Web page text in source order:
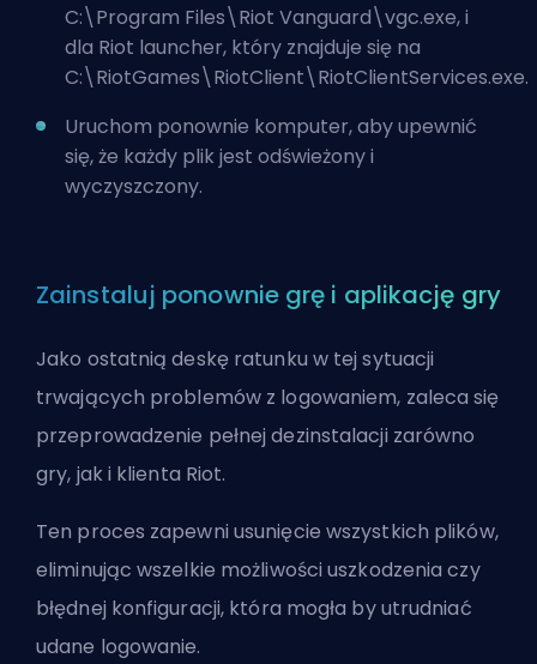
C:\Program Files\Riot Vanguard\vgc.exe, i
dla Riot launcher, który znajduje się na
C:\RiotGames\RiotClient\RiotClientServices.exe.
Uruchom ponownie komputer, aby upewnić
się, że każdy plik jest odświeżony i
wyczyszczony.
Zainstaluj ponownie grę i aplikację gry
Jako ostatnią deskę ratunku w tej sytuacji
trwających problemów z logowaniem, zaleca się
przeprowadzenie pełnej dezinstalacji zarówno
gry, jak i klienta Riot.
Ten proces zapewni usunięcie wszystkich plików,
eliminując wszelkie możliwości uszkodzenia czy
błędnej konfiguracji, która mogła by utrudniać
udane logowanie.